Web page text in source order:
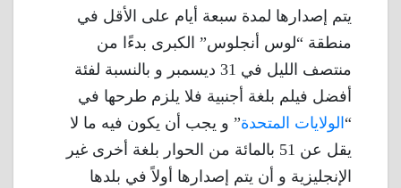
يتم إصدارها لمدة سبعة أيام على الأقل في
منطقة “لوس أنجلوس” الكبرى بدءًا من
منتصف الليل في 31 ديسمبر و بالنسبة لفئة
أفضل فيلم بلغة أجنبية فلا يلزم طرحها في
“ الولايات المتحدة” و يجب أن يكون فيه ما لا
يقل عن 51 بالمائة من الحوار بلغة أخرى غير
الإنجليزية و أن يتم إصدارها أولاً في بلدها